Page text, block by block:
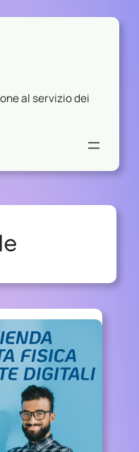
al servizio dei